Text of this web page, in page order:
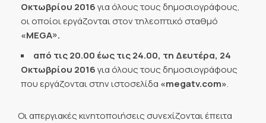
Οκτωβρίου 2016για όλους τους δημοσιογράφους,
οι οποίοι εργάζονται στον τηλεοπτικό σταθμό
«MEGA».
από τις 20.00 έως τις 24.00, τη Δευτέρα, 24
Οκτωβρίου 2016για όλους τους δημοσιογράφους
που εργάζονται στην ιστοσελίδα «megatv.com».
Οι απεργιακές κινητοποιήσεις συνεχίζονται έπειτα